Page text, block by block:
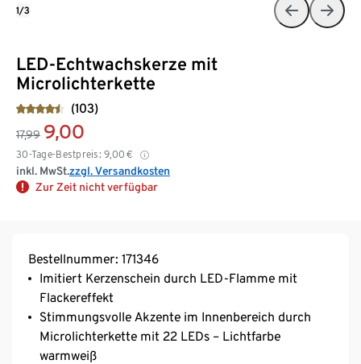
LED-Echtwachskerze mit
Microlichterkette
(103)
17,99 9,00
30-Tage-Bestpreis: 9,00 €
inkl. MwSt.zzgl. Versandkosten
Zur Zeit nicht verfügbar
1/3
Bestellnummer: 171346
Imitiert Kerzenschein durch LED-Flamme mit
Flackereffekt
Stimmungsvolle Akzente im Innenbereich durch
Microlichterkette mit 22 LEDs – Lichtfarbe
warmweiß